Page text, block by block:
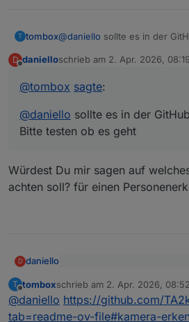
T tombox@daniello sollte es in der
D danielloschrieb am 2. Apr. 2026, 08:19
zuletzt editiert von
@tombox sagte:
@daniello sollte es in der
Bitte testen ob es geht
Würdest Du mir sagen auf
achten soll? für einen
D daniello
@daniellosollte es in der
Bitte testen ob es geht
Würdest Du mir sagen auf
achten soll? für einen
T
Offline
tomboxschrieb am 2. Apr. 2026, 08:52
zuletzt editiert von
@daniello https://github.com/
tab=readme-ov-file#kamera-